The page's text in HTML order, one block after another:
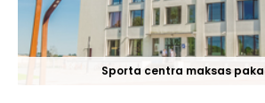
Sporta centra maksas